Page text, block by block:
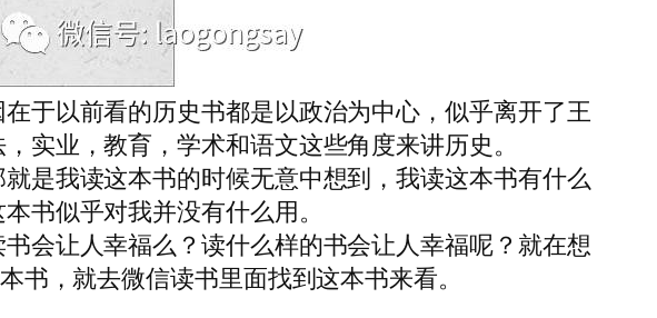
于以前看的历史书都是以政治为中心，似乎离开了王
实业，教育，学术和语文这些角度来讲历史。
是我读这本书的时候无意中想到，我读这本书有什么
书似乎对我并没有什么用。
会让人幸福么？读什么样的书会让人幸福呢？就在想
，就去微信读书里面找到这本书来看。